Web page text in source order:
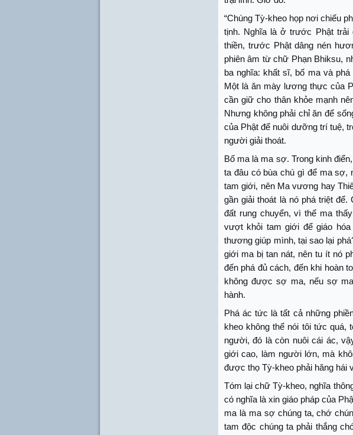
“Chúng Tỳ-kheo họp nơi chiếu
tịnh. Nghĩa là ở trước Phật trải
thiền, trước Phật dâng nén
phiên âm từ chữ Phạn Bhiksu,
ba nghĩa: khất sĩ, bố ma và
Một là ăn mày lương thực của
cần giữ cho thân khỏe mạnh
Nhưng không phải chỉ ăn để
của Phật để nuôi dưỡng trí tuệ,
người giải thoát.
Bố ma là ma sợ. Trong kinh
ta đâu có bùa chú gì để ma sợ,
tam giới, nên Ma vương hay
gần giải thoát là nó phá triệt
đất rung chuyển, vì thế ma
vượt khỏi tam giới để giáo
thương giúp mình, tại sao lại
giới ma bị tan nát, nên tu ít nó
đến phá đủ cách, đến khi hoàn
không được sợ ma, nếu sợ
hành.
Phá ác tức là tất cả những
kheo không thể nói tôi tức quá,
người, đó là còn nuôi cái ác,
giới cao, làm người lớn, mà
được thọ Tỳ-kheo phải hăng hái
Tóm lại chữ Tỳ-kheo, nghĩa
có nghĩa là xin giáo pháp của
ma là ma sợ chúng ta, chớ
tam độc chúng ta phải thắng